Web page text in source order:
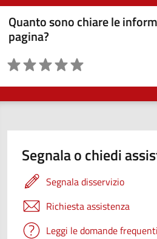
Quanto sono chiare le
pagina?
Valutazione
Segnala o chiedi
Segnala disservizio
Richiesta assistenza
Leggi le domande frequenti